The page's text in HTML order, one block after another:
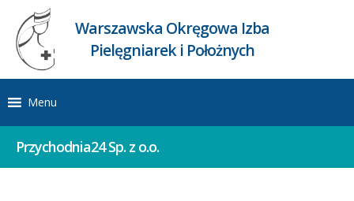
Warszawska Okręgowa Izba
Pielęgniarek i Położnych
Menu
Przychodnia24 Sp. z o.o.